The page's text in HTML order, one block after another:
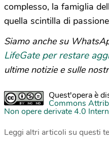
complesso, la famiglia
quella scintilla di
Siamo anche su
LifeGate per restare
ultime notizie e sulle
Quest'opera è
Commons
Non opere derivate 4.0
Leggi altri articoli su questi